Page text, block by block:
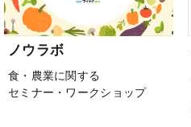
ノウラボ
食・農業に関する
セミナー・ワークショップ